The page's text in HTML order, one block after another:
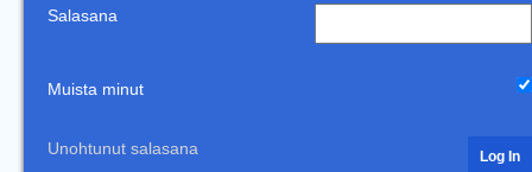
Salasana
Muista minut
Unohtunut salasana